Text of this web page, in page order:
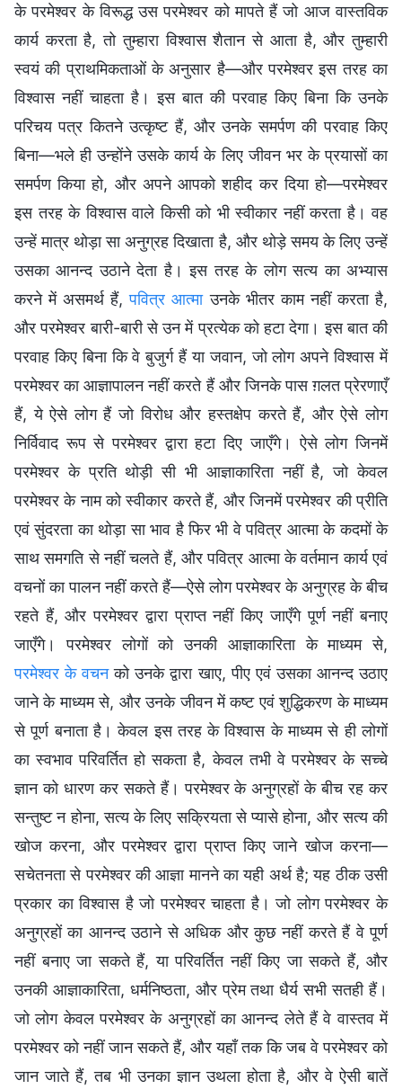
के परमेश्वर के विरूद्ध उस परमेश्वर को मापते हैं जो आज वास्तविक
कार्य करता है, तो तुम्हारा विश्वास शैतान से आता है, और तुम्हारी
स्वयं की प्राथमिकताओं के अनुसार है—और परमेश्वर इस तरह का
विश्वास नहीं चाहता है। इस बात की परवाह किए बिना कि उनके
परिचय पत्र कितने उत्कृष्ट हैं, और उनके समर्पण की परवाह किए
बिना—भले ही उन्होंने उसके कार्य के लिए जीवन भर के प्रयासों का
समर्पण किया हो, और अपने आपको शहीद कर दिया हो—परमेश्वर
इस तरह के विश्वास वाले किसी को भी स्वीकार नहीं करता है। वह
उन्हें मात्र थोड़ा सा अनुग्रह दिखाता है, और थोड़े समय के लिए उन्हें
उसका आनन्द उठाने देता है। इस तरह के लोग सत्य का अभ्यास
करने में असमर्थ हैं,पवित्र आत्माउनके भीतर काम नहीं करता है,
और परमेश्वर बारी-बारी से उन में प्रत्येक को हटा देगा। इस बात की
परवाह किए बिना कि वे बुजुर्ग हैं या जवान, जो लोग अपने विश्वास में
परमेश्वर का आज्ञापालन नहीं करते हैं और जिनके पास ग़लत प्रेरणाएँ
हैं, ये ऐसे लोग हैं जो विरोध और हस्तक्षेप करते हैं, और ऐसे लोग
निर्विवाद रूप से परमेश्वर द्वारा हटा दिए जाएँगे। ऐसे लोग जिनमें
परमेश्वर के प्रति थोड़ी सी भी आज्ञाकारिता नहीं है, जो केवल
परमेश्वर के नाम को स्वीकार करते हैं, और जिनमें परमेश्वर की प्रीति
एवं सुंदरता का थोड़ा सा भाव है फिर भी वे पवित्र आत्मा के कदमों के
साथ समगति से नहीं चलते हैं, और पवित्र आत्मा के वर्तमान कार्य एवं
वचनों का पालन नहीं करते हैं—ऐसे लोग परमेश्वर के अनुग्रह के बीच
रहते हैं, और परमेश्वर द्वारा प्राप्त नहीं किए जाएँगे पूर्ण नहीं बनाए
जाएँगे। परमेश्वर लोगों को उनकी आज्ञाकारिता के माध्यम से,
परमेश्वर के वचनको उनके द्वारा खाए, पीए एवं उसका आनन्द उठाए
जाने के माध्यम से, और उनके जीवन में कष्ट एवं शुद्धिकरण के माध्यम
से पूर्ण बनाता है। केवल इस तरह के विश्वास के माध्यम से ही लोगों
का स्वभाव परिवर्तित हो सकता है, केवल तभी वे परमेश्वर के सच्चे
ज्ञान को धारण कर सकते हैं। परमेश्वर के अनुग्रहों के बीच रह कर
सन्तुष्ट न होना, सत्य के लिए सक्रियता से प्यासे होना, और सत्य की
खोज करना, और परमेश्वर द्वारा प्राप्त किए जाने खोज करना—
सचेतनता से परमेश्वर की आज्ञा मानने का यही अर्थ है; यह ठीक उसी
प्रकार का विश्वास है जो परमेश्वर चाहता है। जो लोग परमेश्वर के
अनुग्रहों का आनन्द उठाने से अधिक और कुछ नहीं करते हैं वे पूर्ण
नहीं बनाए जा सकते हैं, या परिवर्तित नहीं किए जा सकते हैं, और
उनकी आज्ञाकारिता, धर्मनिष्ठता, और प्रेम तथा धैर्य सभी सतही हैं।
जो लोग केवल परमेश्वर के अनुग्रहों का आनन्द लेते हैं वे वास्तव में
परमेश्वर को नहीं जान सकते हैं, और यहाँ तक कि जब वे परमेश्वर को
जान जाते हैं, तब भी उनका ज्ञान उथला होता है, और वे ऐसी बातें